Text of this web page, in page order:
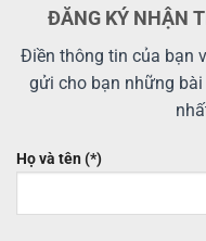
ĐĂNG KÝ NHẬN
Điền thông tin của bạn
gửi cho bạn những
Họ và tên (*)